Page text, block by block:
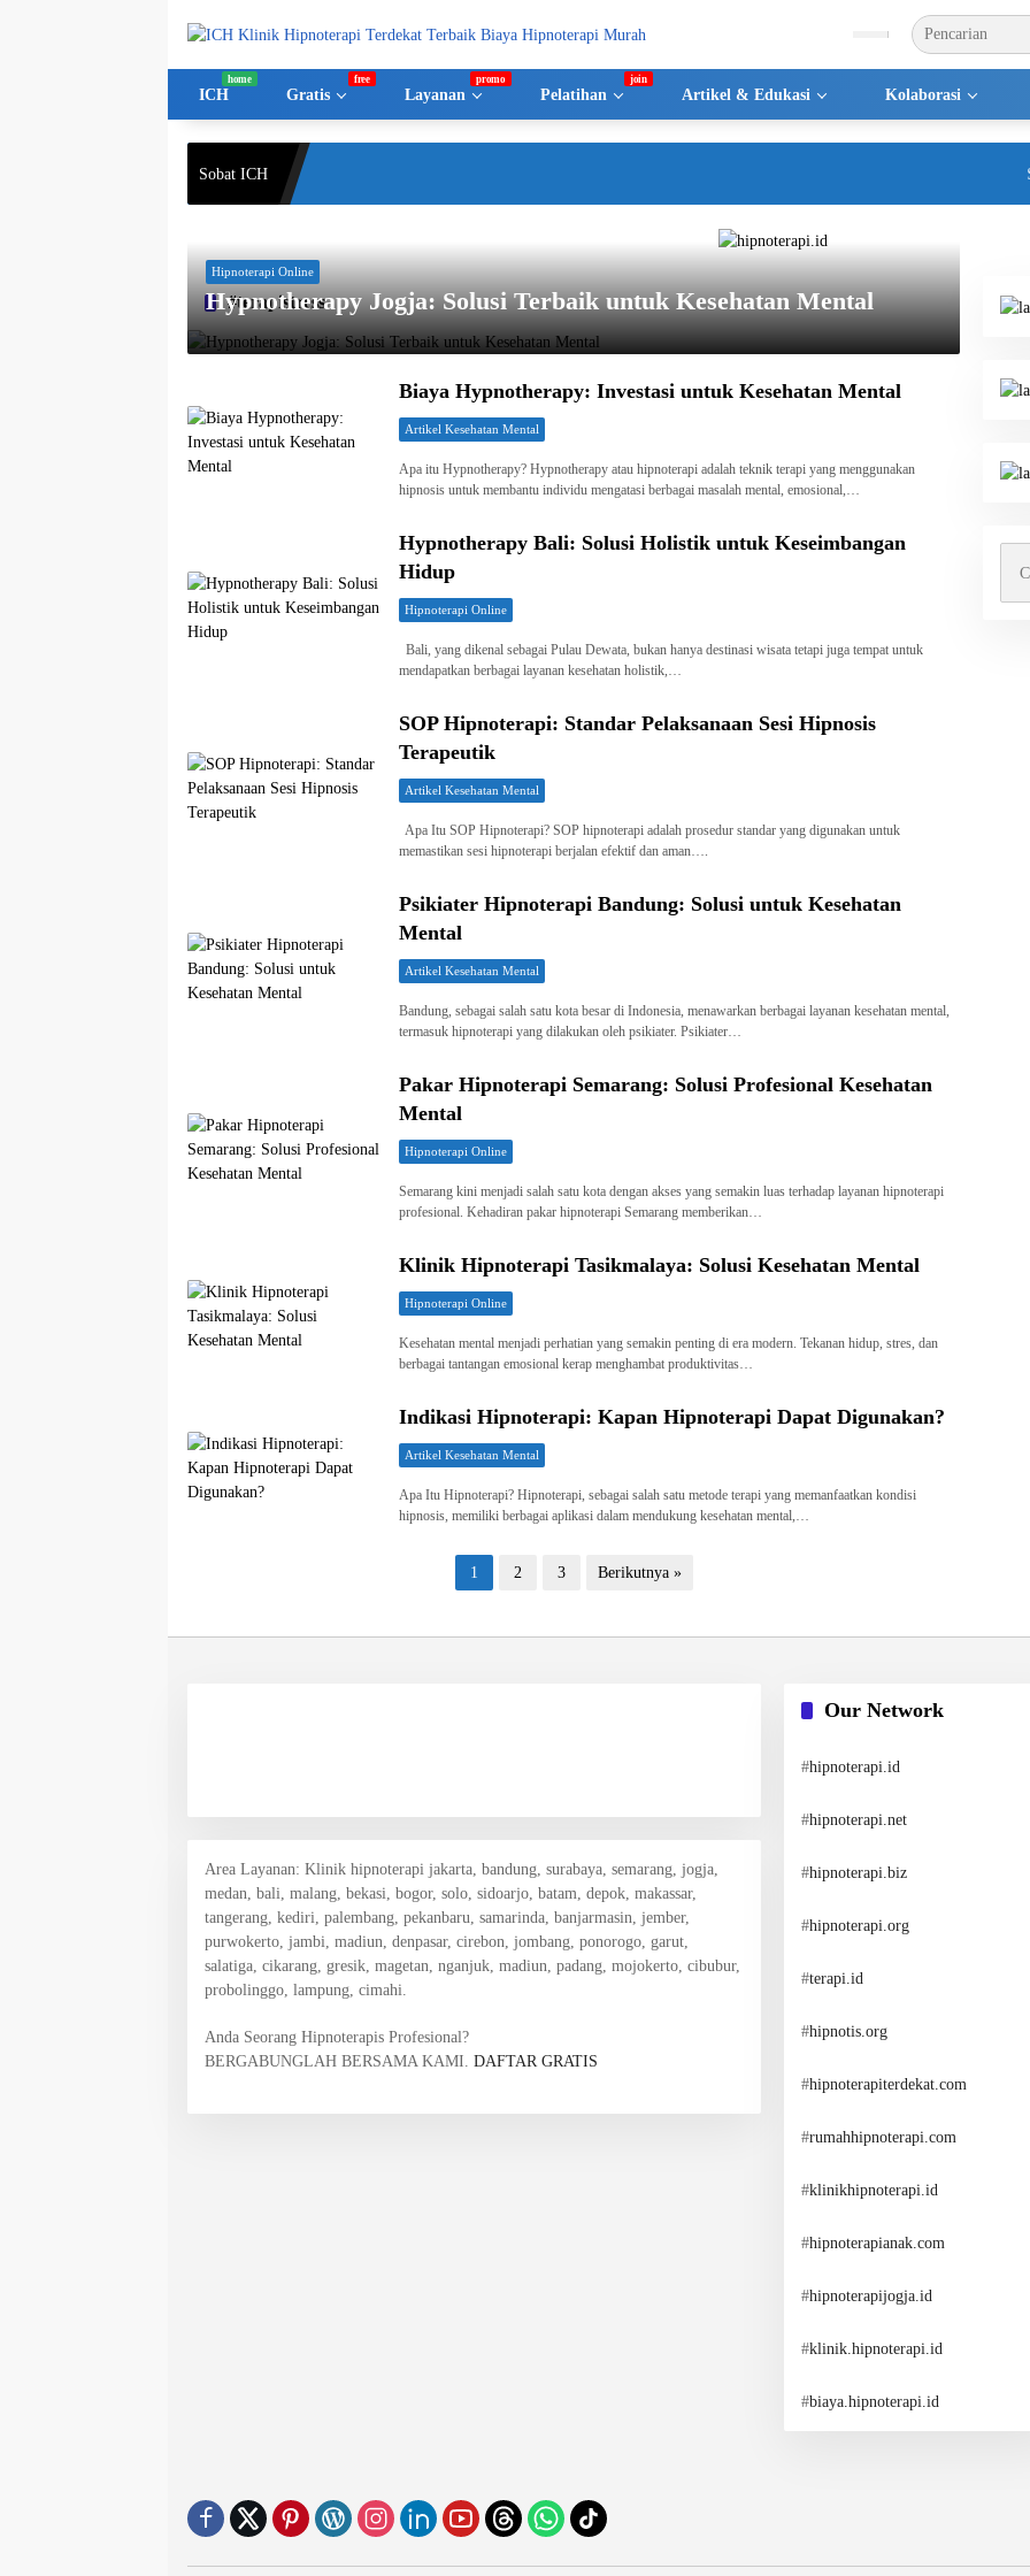
ICH Gratis Layanan Pelatihan Artikel & Edukasi Kolaborasi
Sobat ICH
#terapistress
Hipnoterapi Online
Hypnotherapy Jogja: Solusi Terbaik untuk Kesehatan Mental
Biaya Hypnotherapy: Investasi untuk Kesehatan Mental
Artikel Kesehatan Mental
Apa itu Hypnotherapy? Hypnotherapy atau hipnoterapi adalah teknik terapi yang menggunakan
hipnosis untuk membantu individu mengatasi berbagai masalah mental, emosional,…
Hypnotherapy Bali: Solusi Holistik untuk Keseimbangan
Hidup
Hipnoterapi Online
Bali, yang dikenal sebagai Pulau Dewata, bukan hanya destinasi wisata tetapi juga tempat untuk
mendapatkan berbagai layanan kesehatan holistik,…
SOP Hipnoterapi: Standar Pelaksanaan Sesi Hipnosis
Terapeutik
Artikel Kesehatan Mental
Apa Itu SOP Hipnoterapi? SOP hipnoterapi adalah prosedur standar yang digunakan untuk
memastikan sesi hipnoterapi berjalan efektif dan aman….
Psikiater Hipnoterapi Bandung: Solusi untuk Kesehatan
Mental
Artikel Kesehatan Mental
Bandung, sebagai salah satu kota besar di Indonesia, menawarkan berbagai layanan kesehatan mental,
termasuk hipnoterapi yang dilakukan oleh psikiater. Psikiater…
Pakar Hipnoterapi Semarang: Solusi Profesional Kesehatan
Mental
Hipnoterapi Online
Semarang kini menjadi salah satu kota dengan akses yang semakin luas terhadap layanan hipnoterapi
profesional. Kehadiran pakar hipnoterapi Semarang memberikan…
Klinik Hipnoterapi Tasikmalaya: Solusi Kesehatan Mental
Hipnoterapi Online
Kesehatan mental menjadi perhatian yang semakin penting di era modern. Tekanan hidup, stres, dan
berbagai tantangan emosional kerap menghambat produktivitas…
Indikasi Hipnoterapi: Kapan Hipnoterapi Dapat Digunakan?
Artikel Kesehatan Mental
Apa Itu Hipnoterapi? Hipnoterapi, sebagai salah satu metode terapi yang memanfaatkan kondisi
hipnosis, memiliki berbagai aplikasi dalam mendukung kesehatan mental,…
1 2 3 Berikutnya »
Area Layanan: Klinik hipnoterapi jakarta, bandung, surabaya, semarang, jogja,
medan, bali, malang, bekasi, bogor, solo, sidoarjo, batam, depok, makassar,
tangerang, kediri, palembang, pekanbaru, samarinda, banjarmasin, jember,
purwokerto, jambi, madiun, denpasar, cirebon, jombang, ponorogo, garut,
salatiga, cikarang, gresik, magetan, nganjuk, madiun, padang, mojokerto, cibubur,
probolinggo, lampung, cimahi.
Anda Seorang Hipnoterapis Profesional?
BERGABUNGLAH BERSAMA KAMI. DAFTAR GRATIS
Our Network
#hipnoterapi.id
#hipnoterapi.net
#hipnoterapi.biz
#hipnoterapi.org
#terapi.id
#hipnotis.org
#hipnoterapiterdekat.com
#rumahhipnoterapi.com
#klinikhipnoterapi.id
#hipnoterapianak.com
#hipnoterapijogja.id
#klinik.hipnoterapi.id
#biaya.hipnoterapi.id